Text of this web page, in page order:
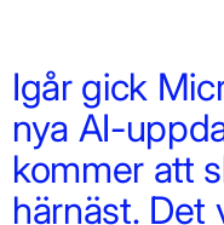
Igår gick
nya AI-
kommer att
härnäst. Det